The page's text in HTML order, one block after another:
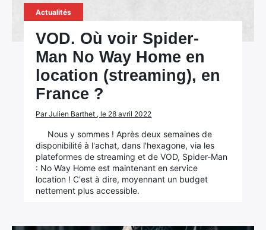
Actualités
VOD. Où voir Spider-
Man No Way Home en
location (streaming), en
France ?
Par Julien Barthet , le 28 avril 2022
Nous y sommes ! Après deux semaines de
disponibilité à l'achat, dans l'hexagone, via les
plateformes de streaming et de VOD, Spider-Man
: No Way Home est maintenant en service
location ! C'est à dire, moyennant un budget
nettement plus accessible.